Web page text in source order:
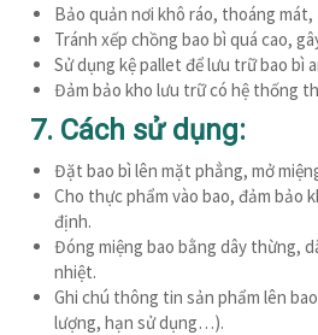
Bảo quản nơi khô ráo, thoáng
Tránh xếp chồng bao bì quá cao,
Sử dụng kệ pallet để lưu trữ bao bì
Đảm bảo kho lưu trữ có hệ thống
7. Cách sử dụng:
Đặt bao bì lên mặt phẳng, mở
Cho thực phẩm vào bao, đảm bảo
định.
Đóng miệng bao bằng dây thừng,
nhiệt.
Ghi chú thông tin sản phẩm lên
lượng, hạn sử dụng…).